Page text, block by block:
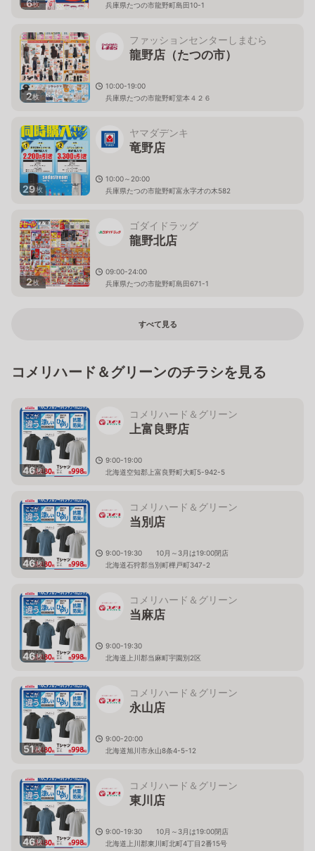
6枚
兵庫県たつの市龍野町島田10-1
2枚
ファッションセンターしまむら
龍野店（たつの市）
10:00-19:00
兵庫県たつの市龍野町堂本４２６
29枚
ヤマダデンキ
竜野店
10:00～20:00
兵庫県たつの市龍野町富永字才の木582
2枚
ゴダイドラッグ
龍野北店
09:00-24:00
兵庫県たつの市龍野町島田671-1
すべて見る
コメリハード＆グリーンのチラシを見る
46枚
コメリハード＆グリーン
上富良野店
9:00-19:00
北海道空知郡上富良野町大町5-942-5
46枚
コメリハード＆グリーン
当別店
9:00-19:30 10月～3月は19:00閉店
北海道石狩郡当別町樺戸町347-2
46枚
コメリハード＆グリーン
当麻店
9:00-19:30
北海道上川郡当麻町宇園別2区
51枚
コメリハード＆グリーン
永山店
9:00-20:00
北海道旭川市永山8条4-5-12
46枚
コメリハード＆グリーン
東川店
9:00-19:30 10月～3月は19:00閉店
北海道上川郡東川町北町4丁目2番15号